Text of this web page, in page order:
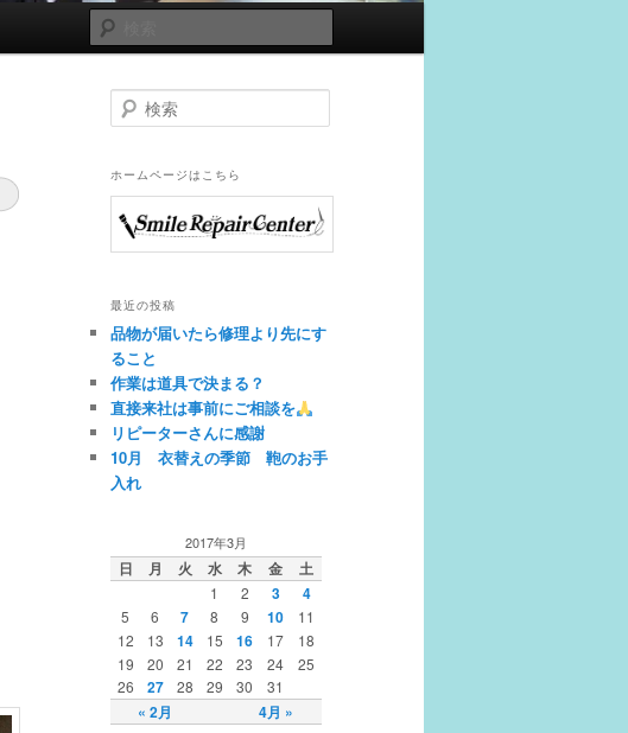
索
検
索
ホームページはこちら
最近の投稿
品物が届いたら修理より先にす
ること
作業は道具で決まる？
直接来社は事前にご相談を
リピーターさんに感謝
10月 衣替えの季節 鞄のお手
入れ
2017年3月
日 月 火 水 木 金 土
« 2月 4月 »
1 2 3 4
5 6 7 8 9 10
11
12
13 14 15 16 17
18
19
20 21 22 23 24
25
26
27 28 29 30 31